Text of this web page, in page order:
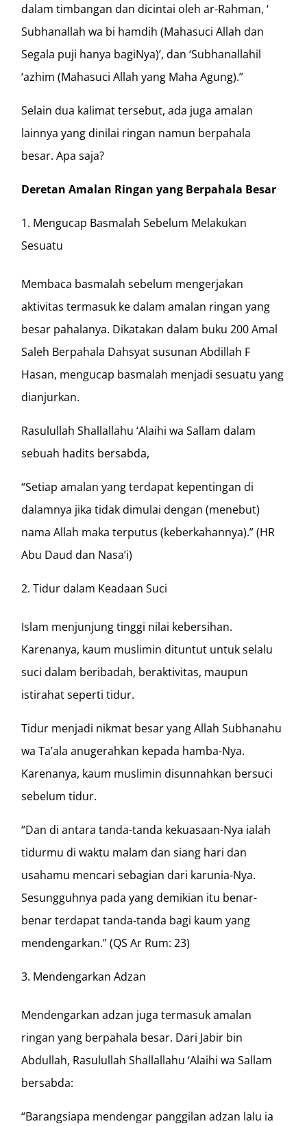
dalam timbangan dan dicintai oleh ar-Rahman, ‘
Subhanallah wa bi hamdih (Mahasuci Allah dan
Segala puji hanya bagiNya)’, dan ‘Subhanallahil
‘azhim (Mahasuci Allah yang Maha Agung).”
Selain dua kalimat tersebut, ada juga amalan
lainnya yang dinilai ringan namun berpahala
besar. Apa saja?
Deretan Amalan Ringan yang Berpahala Besar
Mengucap Basmalah Sebelum Melakukan
Sesuatu
Membaca basmalah sebelum mengerjakan
aktivitas termasuk ke dalam amalan ringan yang
besar pahalanya. Dikatakan dalam buku 200 Amal
Saleh Berpahala Dahsyat susunan Abdillah F
Hasan, mengucap basmalah menjadi sesuatu yang
dianjurkan.
Rasulullah Shallallahu ‘Alaihi wa Sallam dalam
sebuah hadits bersabda,
“Setiap amalan yang terdapat kepentingan di
dalamnya jika tidak dimulai dengan (menebut)
nama Allah maka terputus (keberkahannya).” (HR
Abu Daud dan Nasa’i)
Tidur dalam Keadaan Suci
Islam menjunjung tinggi nilai kebersihan.
Karenanya, kaum muslimin dituntut untuk selalu
suci dalam beribadah, beraktivitas, maupun
istirahat seperti tidur.
Tidur menjadi nikmat besar yang Allah Subhanahu
wa Ta’ala anugerahkan kepada hamba-Nya.
Karenanya, kaum muslimin disunnahkan bersuci
sebelum tidur.
“Dan di antara tanda-tanda kekuasaan-Nya ialah
tidurmu di waktu malam dan siang hari dan
usahamu mencari sebagian dari karunia-Nya.
Sesungguhnya pada yang demikian itu benar-
benar terdapat tanda-tanda bagi kaum yang
mendengarkan.” (QS Ar Rum: 23)
Mendengarkan Adzan
Mendengarkan adzan juga termasuk amalan
ringan yang berpahala besar. Dari Jabir bin
Abdullah, Rasulullah Shallallahu ‘Alaihi wa Sallam
bersabda:
“Barangsiapa mendengar panggilan adzan lalu ia